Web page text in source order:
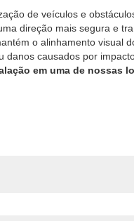
de veículos e
direção mais segura e
o alinhamento visual
causados por
em uma de nossas